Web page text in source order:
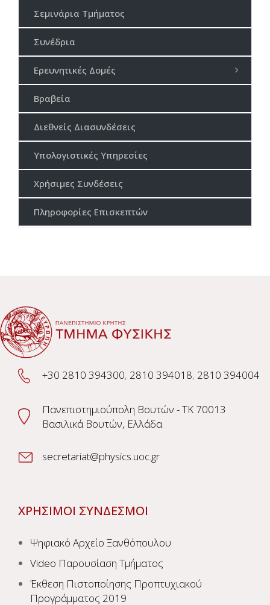
Σεμινάρια Τμήματος
Συνέδρια
Ερευνητικές Δομές
Βραβεία
Διεθνείς Διασυνδέσεις
Υπολογιστικές Υπηρεσίες
Χρήσιμες Συνδέσεις
Πληροφορίες Επισκεπτών
+30 2810 394300, 2810 394018, 2810 394004
Πανεπιστημιούπολη Βουτών - TK 70013
Βασιλικά Βουτών, Ελλάδα
secretariat@physics.uoc.gr
ΧΡΗΣΙΜΟΙ ΣΥΝΔΕΣΜΟΙ
Ψηφιακό Αρχείο Ξανθόπουλου
Video Παρουσίαση Τμήματος
Έκθεση Πιστοποίησης Προπτυχιακού
Προγράμματος 2019